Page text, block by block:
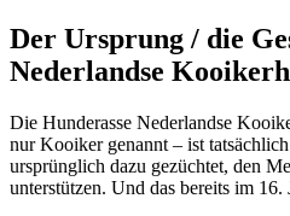
Der Ursprung / die
Nederlandse
Die Hunderasse Nederlandse
nur Kooiker genannt – ist
ursprünglich dazu gezüchtet, den
unterstützen. Und das bereits im 16.